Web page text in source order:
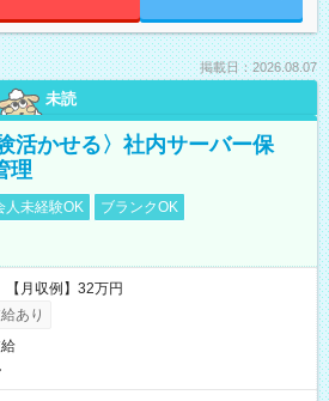
掲載日：2026.08.07
未読
活かせる〉社内サーバー保
理
人未経験OK
ブランクOK
月収例】32万円
あり